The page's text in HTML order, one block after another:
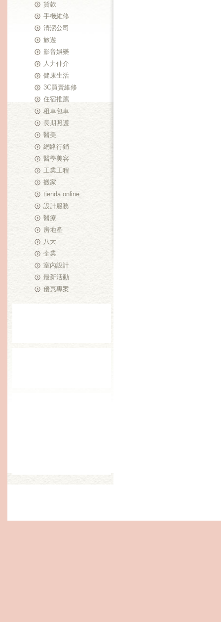
貸款
手機維修
清潔公司
旅遊
影音娛樂
人力仲介
健康生活
3C買賣維修
住宿推薦
租車包車
長期照護
醫美
網路行銷
醫學美容
工業工程
搬家
tienda online
設計服務
醫療
房地產
八大
企業
室內設計
最新活動
優惠專案